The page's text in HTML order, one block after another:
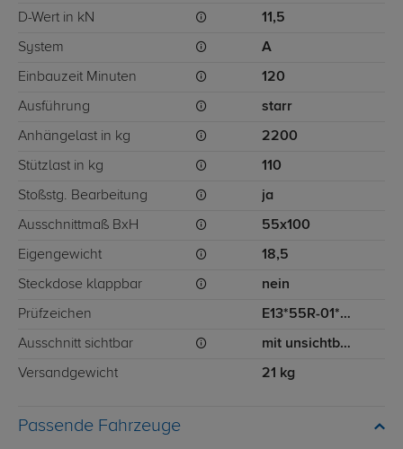
D-Wert in kN 11,5
System A
Einbauzeit Minuten 120
Ausführung starr
Anhängelast in kg 2200
Stützlast in kg 110
Stoßstg. Bearbeitung ja
Ausschnittmaß BxH 55x100
Eigengewicht 18,5
Steckdose klappbar nein
Prüfzeichen E13*55R-01*4538
Ausschnitt sichtbar mit unsichtbarem Ausschnitt für Stoßstange
Versandgewicht 21 kg
Passende Fahrzeuge